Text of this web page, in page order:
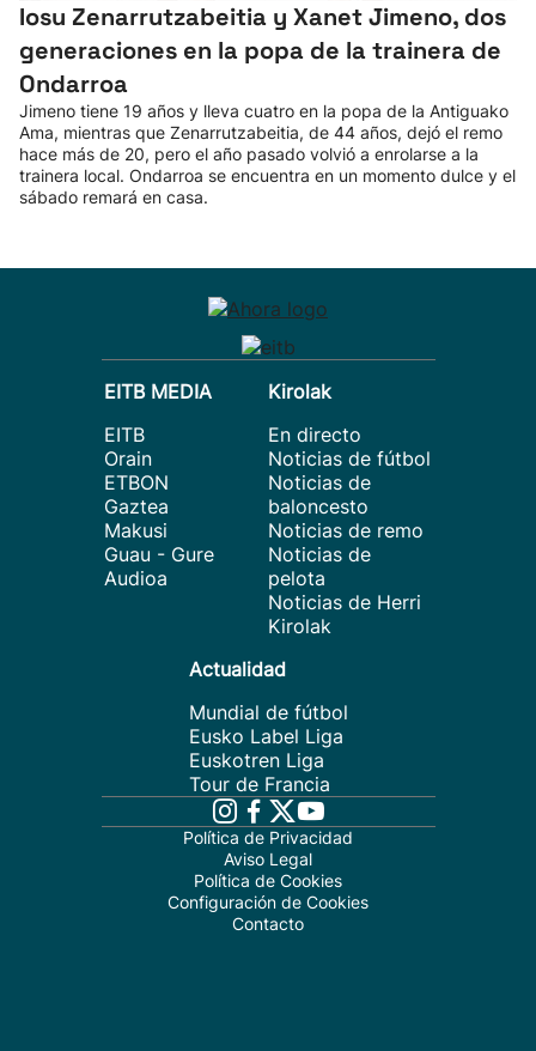
Iosu Zenarrutzabeitia y Xanet Jimeno, dos
generaciones en la popa de la trainera de
Ondarroa
Jimeno tiene 19 años y lleva cuatro en la popa de la Antiguako
Ama, mientras que Zenarrutzabeitia, de 44 años, dejó el remo
hace más de 20, pero el año pasado volvió a enrolarse a la
trainera local. Ondarroa se encuentra en un momento dulce y el
sábado remará en casa.
EITB MEDIA
EITB
Orain
ETBON
Gaztea
Makusi
Guau - Gure
Audioa
Kirolak
En directo
Noticias de fútbol
Noticias de
baloncesto
Noticias de remo
Noticias de
pelota
Noticias de Herri
Kirolak
Actualidad
Mundial de fútbol
Eusko Label Liga
Euskotren Liga
Tour de Francia
Política de Privacidad
Aviso Legal
Política de Cookies
Configuración de Cookies
Contacto